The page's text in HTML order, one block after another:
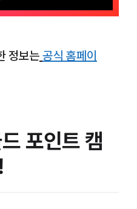
정보는 공식 홈페이
포인트 캠